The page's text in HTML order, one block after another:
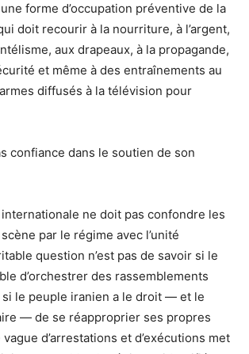
forme d’occupation préventive de la
doit recourir à la nourriture, à l’argent,
aux drapeaux, à la propagande,
et même à des entraînements au
diffusés à la télévision pour
confiance dans le soutien de son
ne doit pas confondre les
par le régime avec l’unité
question n’est pas de savoir si le
d’orchestrer des rassemblements
si le peuple iranien a le droit — et le
— de se réapproprier ses propres
d’arrestations et d’exécutions met